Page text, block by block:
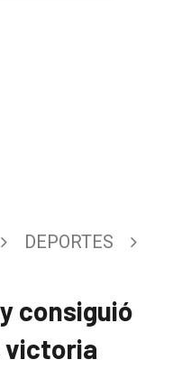
DEPORTES
consiguió
victoria